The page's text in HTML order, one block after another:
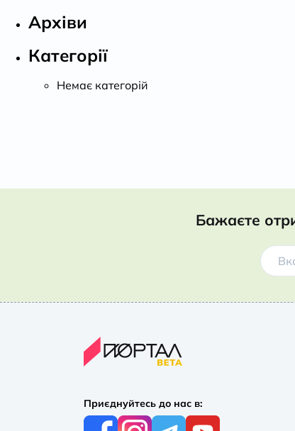
Архіви
Категорії
Немає категорій
Бажаєте
Приєднуйтесь до нас в: